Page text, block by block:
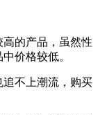
的产品，虽然性
价格较低。
不上潮流，购买